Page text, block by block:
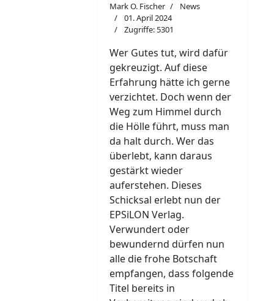
Mark O. Fischer
News
01. April 2024
Zugriffe: 5301
Wer Gutes tut, wird dafür
gekreuzigt. Auf diese
Erfahrung hätte ich gerne
verzichtet. Doch wenn der
Weg zum Himmel durch
die Hölle führt, muss man
da halt durch. Wer das
überlebt, kann daraus
gestärkt wieder
auferstehen. Dieses
Schicksal erlebt nun der
EPSiLON Verlag.
Verwundert oder
bewundernd dürfen nun
alle die frohe Botschaft
empfangen, dass folgende
Titel bereits in